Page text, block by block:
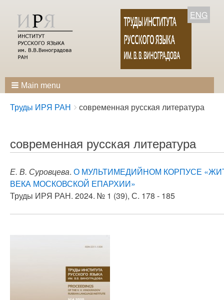
ENG
Main menu
Breadcrumbs
You
Труды ИРЯ РАН современная русская литература
современная русская литература
Е. В. Суровцева. О МУЛЬТИМЕДИЙНОМ КОРПУСЕ
ВЕКА МОСКОВСКОЙ ЕПАРХИИ»
Труды ИРЯ РАН. 2024. № 1 (39), С. 178 - 185